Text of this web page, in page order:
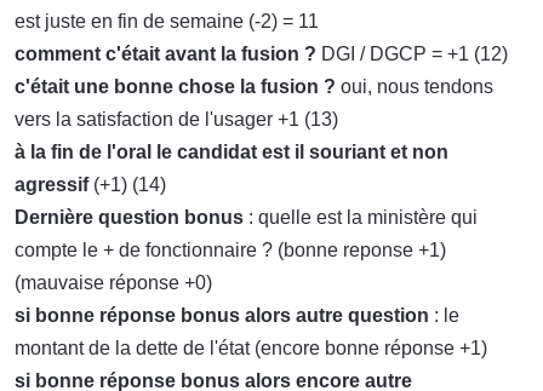
est juste en fin de semaine (-2) = 11
comment c'était avant la fusion ? DGI / DGCP = +1 (12)
c'était une bonne chose la fusion ? oui, nous tendons
vers la satisfaction de l'usager +1 (13)
à la fin de l'oral le candidat est il souriant et non
agressif(+1) (14)
Dernière question bonus : quelle est la ministère qui
compte le + de fonctionnaire ? (bonne reponse +1)
(mauvaise réponse +0)
si bonne réponse bonus alors autre question : le
montant de la dette de l'état (encore bonne réponse +1)
si bonne réponse bonus alors encore autre